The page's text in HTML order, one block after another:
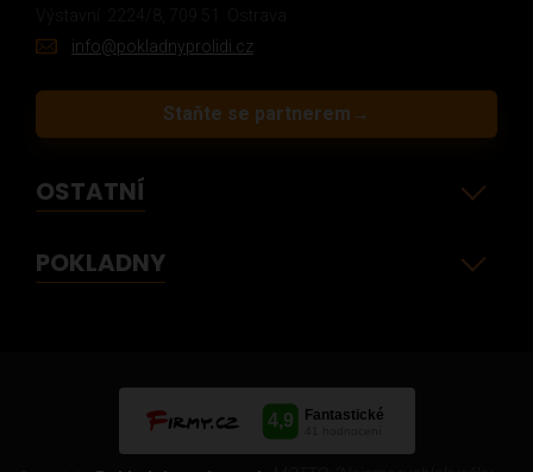
info@pokladnyprolidi.cz
Staňte se partnerem →
OSTATNÍ
POKLADNY